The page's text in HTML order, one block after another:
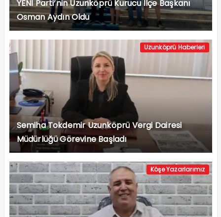
YENİ Parti’nin Uzunköprü Kurucu İlçe Başkanı
Osman Aydın Oldu
Uzunköprü Haberleri
Semiha Tokdemir Uzunköprü Vergi Dairesi
Müdürlüğü Görevine Başladı
Köşe Yazarlarımız